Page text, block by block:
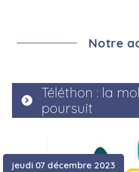
Notre
Téléthon : la
poursuit
jeudi 07 décembre 2023